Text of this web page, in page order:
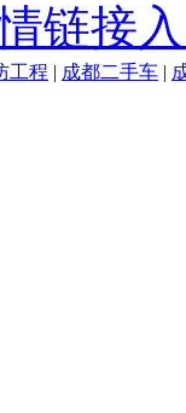
链接
工程 | 成都二手车 |